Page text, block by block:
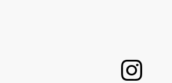
Klicka för att komma till